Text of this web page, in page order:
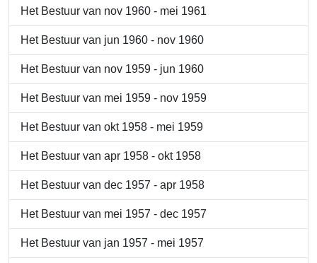
Het Bestuur van nov 1960 - mei 1961
Het Bestuur van jun 1960 - nov 1960
Het Bestuur van nov 1959 - jun 1960
Het Bestuur van mei 1959 - nov 1959
Het Bestuur van okt 1958 - mei 1959
Het Bestuur van apr 1958 - okt 1958
Het Bestuur van dec 1957 - apr 1958
Het Bestuur van mei 1957 - dec 1957
Het Bestuur van jan 1957 - mei 1957